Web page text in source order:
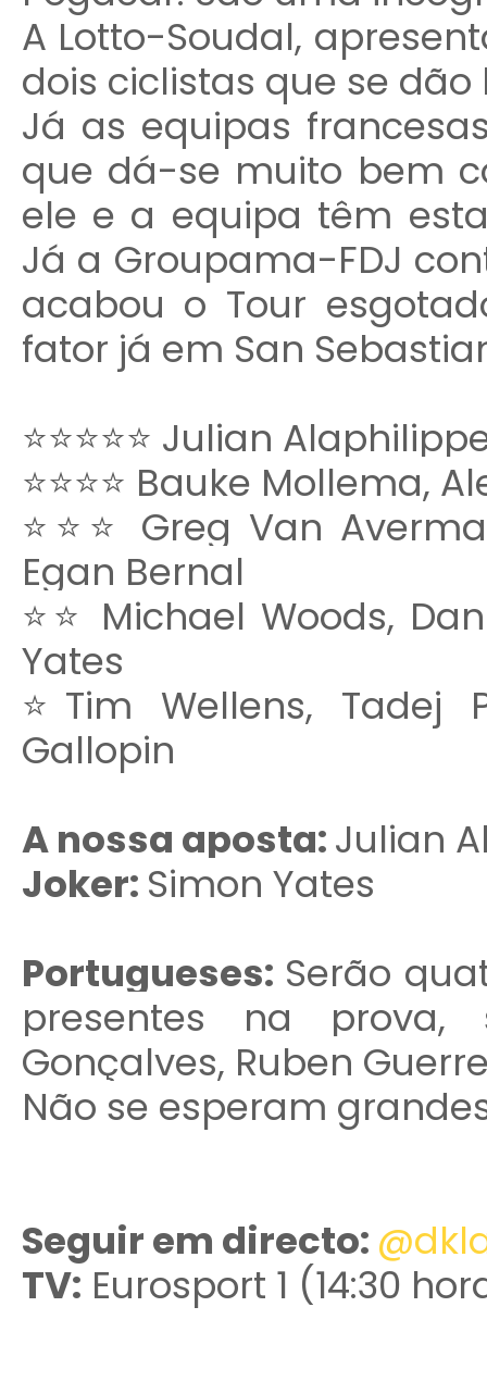
A Lotto-Soudal,
dois ciclistas que se
Já as equipas
que dá-se muito bem
ele e a equipa têm
Já a Groupama-FDJ
acabou o Tour
fator já em San
⭐⭐⭐⭐⭐ Julian
⭐⭐⭐⭐ Bauke Mollema,
⭐⭐⭐ Greg Van
Egan Bernal
⭐⭐ Michael Woods,
Yates
⭐Tim Wellens, Tadej
Gallopin
A nossa aposta:Julian
Joker: Simon Yates
Portugueses: Serão
presentes na prova,
Gonçalves, Ruben
Não se esperam
Seguir em directo:
TV: Eurosport 1 (14:30